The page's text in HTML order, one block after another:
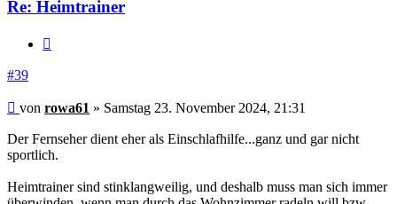
Re: Heimtrainer
#39
Beitrag
von rowa61 » Samstag 23. November 2024, 21:31
Der Fernseher dient eher als Einschlafhilfe...ganz und gar nicht
sportlich.
Heimtrainer sind stinklangweilig, und deshalb muss man sich immer